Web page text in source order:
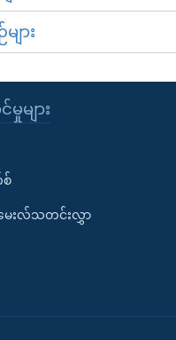
ား
များ
စ်
ေးလ်သတင်းလွှာ